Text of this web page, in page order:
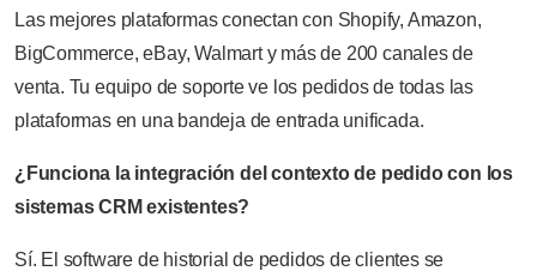
Las mejores plataformas conectan con Shopify, Amazon,
BigCommerce, eBay, Walmart y más de 200 canales de
venta. Tu equipo de soporte ve los pedidos de todas las
plataformas en una bandeja de entrada unificada.
¿Funciona la integración del contexto de pedido con los
sistemas CRM existentes?
Sí. El software de historial de pedidos de clientes se